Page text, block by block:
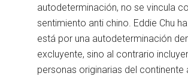
autodeterminación, no se vincula
sentimiento anti chino. Eddie Chu
está por una autodeterminación
excluyente, sino al contrario
personas originarias del